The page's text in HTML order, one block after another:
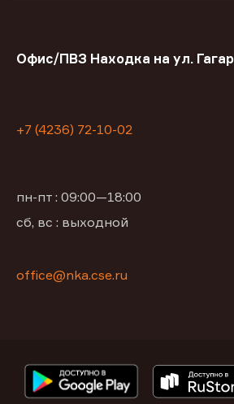
Офис/ПВЗ Находка на ул.
+7 (4236) 72-10-02
пн-пт : 09:00—18:00
сб, вс : выходной
office@nka.cse.ru